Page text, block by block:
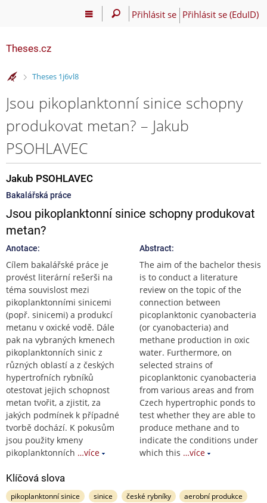
Přihlásit se Přihlásit se (EduID)
Theses.cz
>
Theses 1j6vl8
Jsou pikoplanktonní sinice schopny
produkovat metan? – Jakub
PSOHLAVEC
Jakub PSOHLAVEC
Bakalářská práce
Jsou pikoplanktonní sinice schopny produkovat
metan?
Anotace:
Cílem bakalářské práce je
provést literární rešerši na
téma souvislost mezi
pikoplanktonními sinicemi
(popř. sinicemi) a produkcí
metanu v oxické vodě. Dále
pak na vybraných kmenech
pikoplanktonních sinic z
různých oblastí a z českých
hypertrofních rybníků
otestovat jejich schopnost
metan tvořit, a zjistit, za
jakých podmínek k případné
tvorbě dochází. K pokusům
jsou použity kmeny
pikoplanktonních …více
Abstract:
The aim of the bachelor thesis
is to conduct a literature
review on the topic of the
connection between
picoplanktonic cyanobacteria
(or cyanobacteria) and
methane production in oxic
water. Furthermore, on
selected strains of
picoplanktonic cyanobacteria
from various areas and from
Czech hypertrophic ponds to
test whether they are able to
produce methane and to
indicate the conditions under
which this …více
Klíčová slova
pikoplanktonní sinice sinice české rybníky
aerobní produkce